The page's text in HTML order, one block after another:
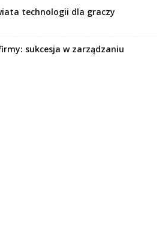
technologii dla graczy
sukcesja w zarządzaniu